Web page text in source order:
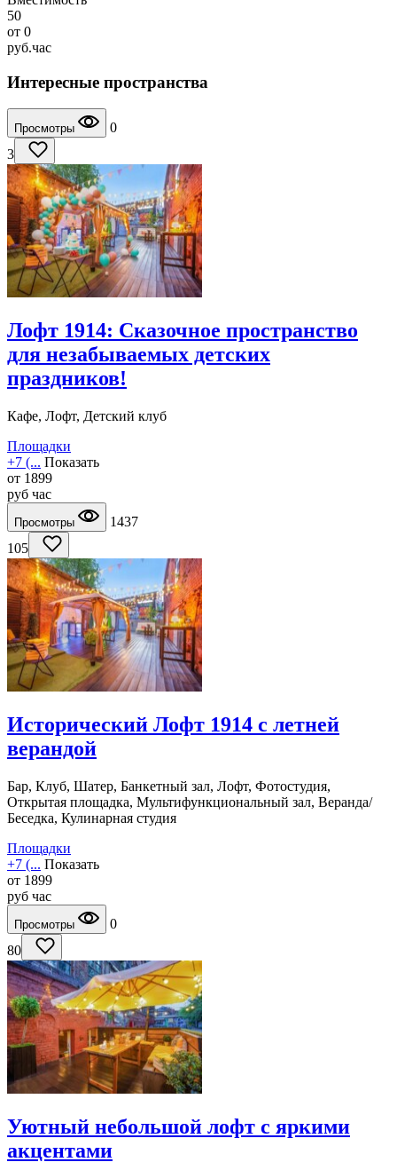
50
от 0
руб.час
Интересные пространства
Просмотры
0
3
Лофт 1914: Сказочное пространство
для незабываемых детских
праздников!
Кафе, Лофт, Детский клуб
Площадки
+7 (... Показать
от 1899
руб час
Просмотры
1437
105
Исторический Лофт 1914 с летней
верандой
Бар, Клуб, Шатер, Банкетный зал, Лофт, Фотостудия,
Открытая площадка, Мультифункциональный зал, Веранда/
Беседка, Кулинарная студия
Площадки
+7 (... Показать
от 1899
руб час
Просмотры
0
80
Уютный небольшой лофт с яркими
акцентами